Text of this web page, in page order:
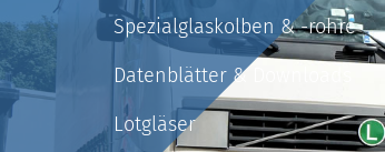
Spezialglaskolben & -rohre
Datenblätter & Downloads
Lotgläser